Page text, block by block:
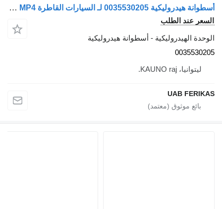
أسطوانة هيدروليكية 0035530205 لـ السيارات القاطرة Mercedes-Benz ACTROS MP4
عند الطلب
الهيدروليكية - أسطوانة هيدروليكية
ليتوانيا، KAUNO raj.
UAB